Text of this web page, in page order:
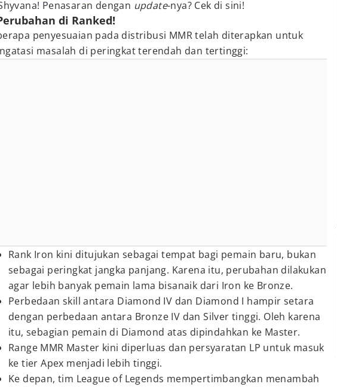
Penasaran dengan update-nya? Cek di sini!
di Ranked!
penyesuaian pada distribusi MMR telah diterapkan untuk
masalah di peringkat terendah dan tertinggi:
Rank Iron kini ditujukan sebagai tempat bagi pemain baru, bukan
sebagai peringkat jangka panjang. Karena itu, perubahan dilakukan
agar lebih banyak pemain lama bisanaik dari Iron ke Bronze.
Perbedaan skill antara Diamond IV dan Diamond I hampir setara
dengan perbedaan antara Bronze IV dan Silver tinggi. Oleh karena
itu, sebagian pemain di Diamond atas dipindahkan ke Master.
Range MMR Master kini diperluas dan persyaratan LP untuk masuk
ke tier Apex menjadi lebih tinggi.
Ke depan, tim League of Legends mempertimbangkan menambah